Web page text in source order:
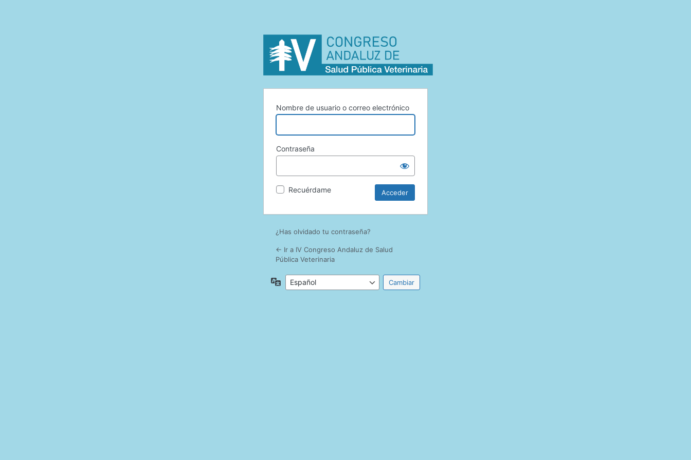
Nombre de usuario o correo electrónico
Contraseña
Recuérdame
¿Has olvidado tu contraseña?
← Ir a IV Congreso Andaluz de Salud
Pública Veterinaria
Idioma